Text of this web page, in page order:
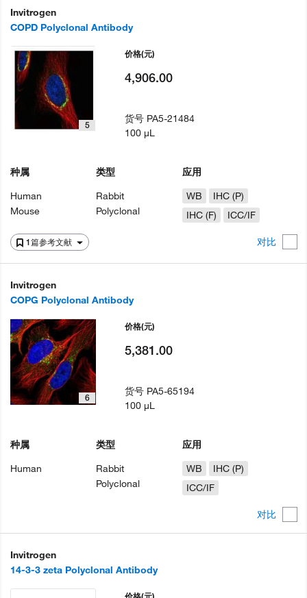
Invitrogen
COPD Polyclonal Antibody
1篇参考文献 对比
5
种属
Human
Mouse
类型
Rabbit
Polyclonal
应用
WB
IHC (P)
IHC (F)
ICC/IF
价格(元)
4,906.00
货号 PA5-21484
100 µL
Invitrogen
COPG Polyclonal Antibody
对比
6
种属
Human
类型
Rabbit
Polyclonal
应用
WB
IHC (P)
ICC/IF
价格(元)
5,381.00
货号 PA5-65194
100 µL
Invitrogen
14-3-3 zeta Polyclonal Antibody